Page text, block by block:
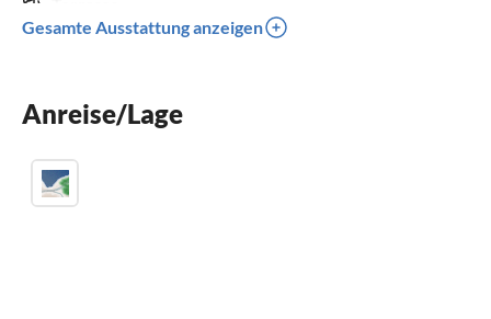
Spülmaschine
Parkplatz
Gesamte Ausstattung anzeigen
Anreise/Lage